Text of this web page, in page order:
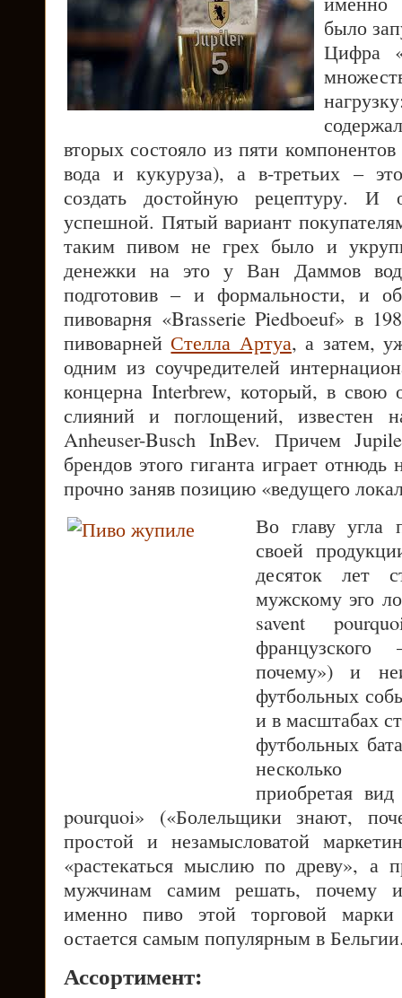
было
Цифра
вторых состояло из пяти
вода и кукуруза), а в-третьих –
создать достойную рецептуру. И
успешной. Пятый вариант
таким пивом не грех было и
денежки на это у Ван Даммов
подготовив – и формальности, и
пивоварня «Brasserie Piedboeuf» в
пивоварней Стелла Артуа, а затем,
одним из соучредителей
концерна Interbrew, который, в свою
слияний и поглощений, известен
Anheuser-Busch InBev. Причем
брендов этого гиганта играет
прочно заняв позицию «ведущего
Во главу угла
своей
десяток лет
мужскому эго
savent
почему») и
футбольных
и в масштабах
футбольных
несколько
приобретая
pourquoi» («Болельщики знают,
простой и незамысловатой
«растекаться мыслию по древу», а
мужчинам самим решать, почему
именно пиво этой торговой
остается самым популярным в
Ассортимент: